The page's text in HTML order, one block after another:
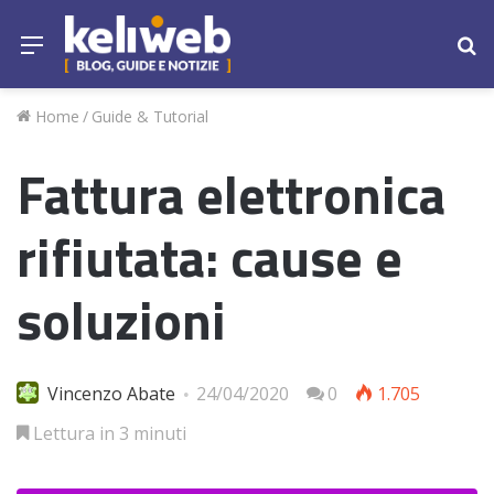
Menu
Home / Guide & Tutorial
Fattura elettronica
rifiutata: cause e
soluzioni
Vincenzo Abate 24/04/2020 0
1.705
Lettura in 3 minuti